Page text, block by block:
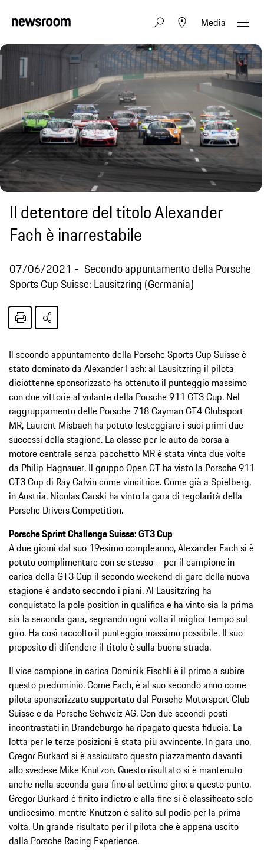
Media
Il detentore del titolo Alexander
Fach è inarrestabile
07/06/2021
Secondo appuntamento della Porsche
Sports Cup Suisse: Lausitzring (Germania)
Il secondo appuntamento della Porsche Sports Cup Suisse è
stato dominato da Alexander Fach: al Lausitzring il pilota
diciottenne sponsorizzato ha ottenuto il punteggio massimo
con due vittorie al volante della Porsche 911 GT3 Cup. Nel
raggruppamento delle Porsche 718 Cayman GT4 Clubsport
MR, Laurent Misbach ha potuto festeggiare i suoi primi due
successi della stagione. La classe per le auto da corsa a
motore centrale senza pacchetto MR è stata vinta due volte
da Philip Hagnauer. Il gruppo Open GT ha visto la Porsche 911
GT3 Cup di Ray Calvin come vincitrice. Come già a Spielberg,
in Austria, Nicolas Garski ha vinto la gara di regolarità della
Porsche Drivers Competition.
Porsche Sprint Challenge Suisse: GT3 Cup
A due giorni dal suo 19esimo compleanno, Alexander Fach si è
potuto complimentare con se stesso – per il campione in
carica della GT3 Cup il secondo weekend di gare della nuova
stagione è andato secondo i piani. Al Lausitzring ha
conquistato la pole position in qualifica e ha vinto sia la prima
sia la seconda gara, segnando ogni volta il miglior tempo sul
giro. Ha così raccolto il punteggio massimo possibile. Il suo
proposito di difendere il titolo è sulla buona strada.
Il vice campione in carica Dominik Fischli è il primo a subire
questo predominio. Come Fach, è al suo secondo anno come
pilota sponsorizzato supportato dal Porsche Motorsport Club
Suisse e da Porsche Schweiz AG. Con due secondi posti
incontrastati in Brandeburgo ha ripagato questa fiducia. La
lotta per le terze posizioni è stata più avvincente. In gara uno,
Gregor Burkard si è assicurato questo piazzamento davanti
allo svedese Mike Knutzon. Questo risultato si è mantenuto
anche nella seconda gara fino al settimo giro: a questo punto,
Gregor Burkard è finito indietro e alla fine si è classificato solo
undicesimo, mentre Knutzon è salito sul podio per la prima
volta. Un grande risultato per il pilota che è appena uscito
dalla Porsche Racing Experience.